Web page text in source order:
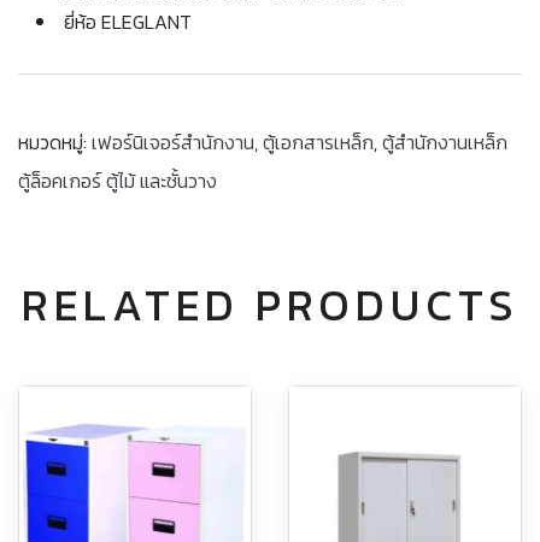
ยี่ห้อ ELEGLANT
หมวดหมู่: เฟอร์นิเจอร์สำนักงาน,ตู้เอกสารเหล็ก,ตู้สำนักงานเหล็ก
ตู้ล็อคเกอร์ ตู้ไม้ และชั้นวาง
RELATED PRODUCTS